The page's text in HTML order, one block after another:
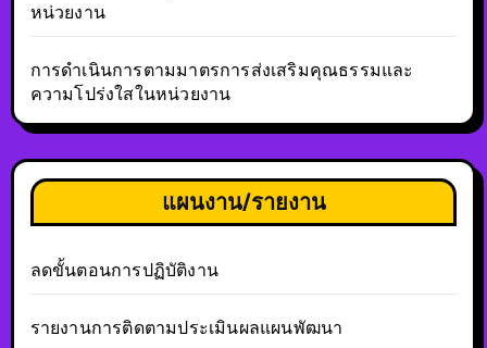
หน่วยงาน
การดำเนินการตามมาตรการส่งเสริมคุณธรรมและ
ความโปร่งใสในหน่วยงาน
แผนงาน/รายงาน
ลดขั้นตอนการปฏิบัติงาน
รายงานการติดตามประเมินผลแผนพัฒนา